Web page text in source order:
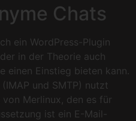
Chats
ein WordPress-Plugin
in der Theorie auch
einen Einstieg bieten kann.
und SMTP) nutzt
Merlinux, den es für
ist ein E-Mail-